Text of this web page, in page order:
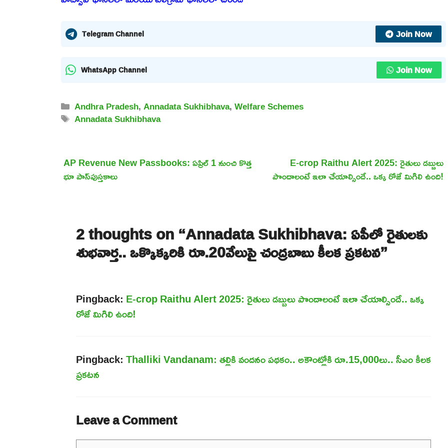
Telegram Channel Join Now
WhatsApp Channel Join Now
Categories
Andhra Pradesh,Annadata Sukhibhava,Welfare Schemes
Tags
Annadata Sukhibhava
AP Revenue New Passbooks: ఏప్రిల్ 1 నుంచి కొత్త
భూ పాస్‌పుస్తకాలు
E-crop Raithu Alert 2025: రైతులు డబ్బులు
పొందాలంటే ఇలా చేయాల్సిందే.. ఒక్క రోజే మిగిలి ఉంది!
2 thoughts on “Annadata Sukhibhava: ఏపీలో రైతులకు
శుభవార్త.. ఒక్కొక్కరికి రూ.20వేలుపై చంద్రబాబు కీలక ప్రకటన”
Pingback: E-crop Raithu Alert 2025: రైతులు డబ్బులు పొందాలంటే ఇలా చేయాల్సిందే.. ఒక్క
రోజే మిగిలి ఉంది!
Pingback:Thalliki Vandanam: తల్లికి వందనం పథకం.. అకౌంట్లోకి రూ.15,000లు.. సీఎం కీలక
ప్రకటన
Leave a Comment